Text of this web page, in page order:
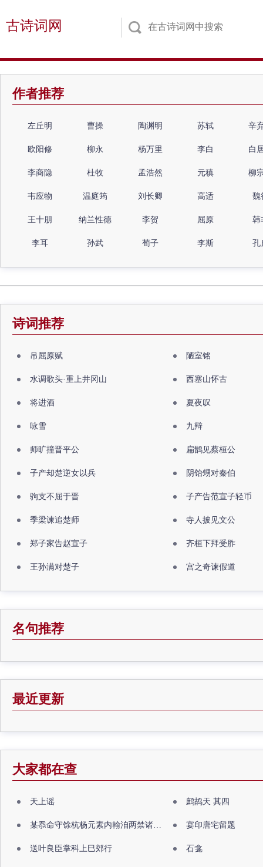
古诗词网
作者推荐
左丘明 曹操 陶渊明 苏轼 辛
欧阳修 柳永 杨万里 李白 白
李商隐 杜牧 孟浩然 元稹 柳
韦应物 温庭筠 刘长卿 高适 魏
王十朋 纳兰性德 李贺 屈原 韩
李耳 孙武 荀子 李斯 孔
诗词推荐
吊屈原赋 陋室铭
水调歌头·重上井冈山 西塞山怀古
将进酒 夏夜叹
咏雪 九辩
师旷撞晋平公 扁鹊见蔡桓公
子产却楚逆女以兵 阴饴甥对秦伯
驹支不屈于晋 子产告范宣子轻币
季梁谏追楚师 寺人披见文公
郑子家告赵宣子 齐桓下拜受胙
王孙满对楚子 宫之奇谏假道
名句推荐
最近更新
大家都在查
天上谣 鹧鸪天 其四
某忝命守馀杭杨元素内翰洎两禁诸公出祖佛寺 宴印唐宅留题
送叶良臣掌科上巳郊行 石龛